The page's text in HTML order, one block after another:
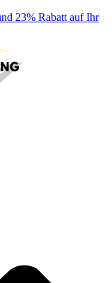
23% Rabatt auf Ihr